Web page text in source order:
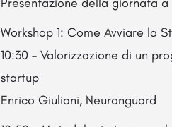
Workshop 1: Come Avviare la
10:30 – Valorizzazione di un
startup
Enrico Giuliani, Neuronguard